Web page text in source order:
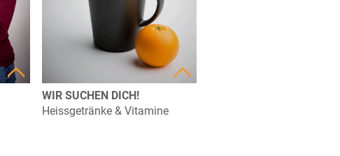
WIR SUCHEN DICH!
Heissgetränke & Vitamine